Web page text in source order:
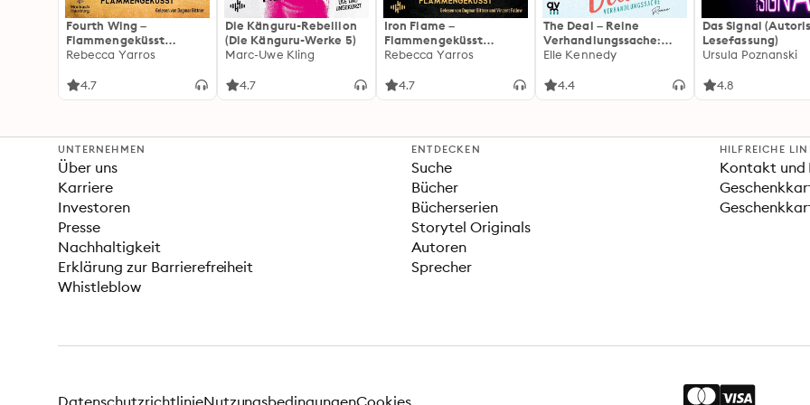
Fourth Wing –
Flammengeküsst
(Flammengeküsst-Reihe
Rebecca Yarros
4.7
Die Känguru-Rebellion
(Die Känguru-Werke 5)
Marc-Uwe Kling
4.7
Iron Flame –
Flammengeküsst
(Flammengeküsst-Reihe
Fortsetzung des
Rebecca Yarros
4.7
The Deal – Reine
Verhandlungssache:
Off-Campus 1 | Roman |
Prickelnde College-
Elle Kennedy
4.4
Das Signal
Lesefassung)
Ursula Poznanski
4.8
UNTERNEHMEN
Über uns
Karriere
Investoren
Presse
Nachhaltigkeit
Erklärung zur Barrierefreiheit
Whistleblow
ENTDECKEN
Suche
Bücher
Bücherserien
Storytel Originals
Autoren
Sprecher
HILFREICHE
Kontakt und
DatenschutzrichtlinieNutzungsbedingungenCookies